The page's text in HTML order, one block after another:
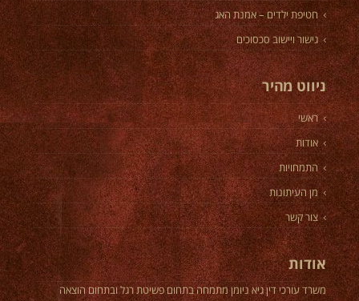
חטיפת ילדים – אמנת האג
גישור ויישוב סכסוכים
ניווט מהיר
ראשי
אודות
התמחויות
מן העיתונות
צור קשר
אודות
משרד עורכי דין גיא ניומן מתמחה בתחום פשיטת רגל ובתחום הוצאה